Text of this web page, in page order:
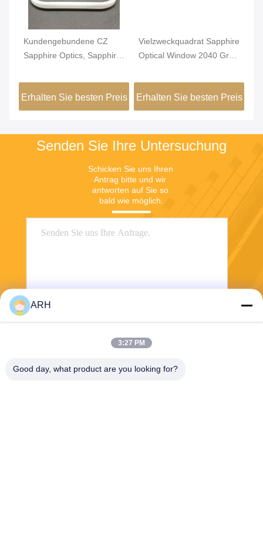
Kundengebundene CZ
Sapphire Optics, Sapphire
Erhalten Sie besten Preis
Vielzweckquadrat Sapphire
Optical Window 2040 Grad
Erhalten Sie besten Preis
Senden Sie Ihre Untersuchung
Schicken Sie uns Ihren
Antrag bitte und wir
antworten auf Sie so
bald wie möglich.
ARH
3:27 PM
Good day, what product are you looking for?